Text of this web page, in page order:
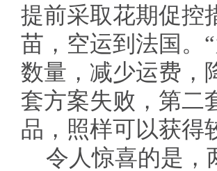
提前采取花期促控
苗，空运到法国。
数量，减少运费，
套方案失败，第二
品，照样可以获得
令人惊喜的是，